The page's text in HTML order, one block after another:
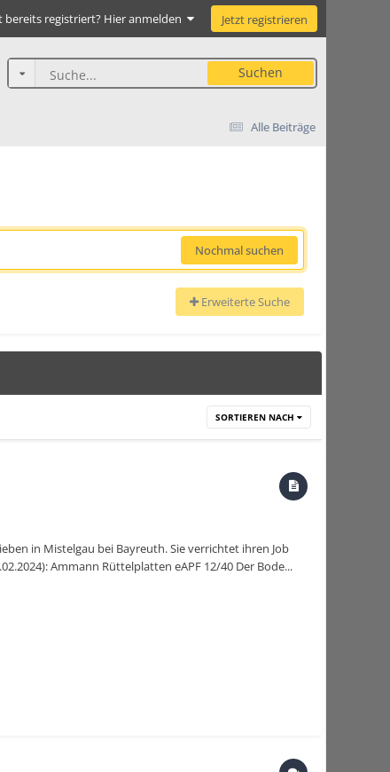
bereits registriert? Hier anmelden Jetzt registrieren
Suchen
Alle Beiträge
Nochmal suchen
Erweiterte Suche
SORTIEREN NACH
in Mistelgau bei Bayreuth. Sie verrichtet ihren Job
Ammann Rüttelplatten eAPF 12/40 Der Bode...